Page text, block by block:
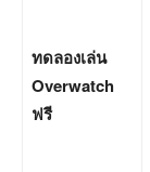
ทดลองเล่น
Overwatch
ฟรี